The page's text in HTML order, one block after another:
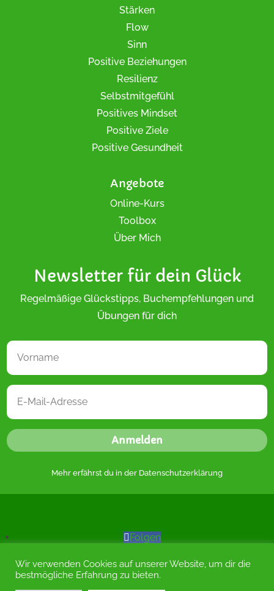
Stärken
Flow
Sinn
Positive Beziehungen
Resilienz
Selbstmitgefühl
Positives Mindset
Positive Ziele
Positive Gesundheit
Angebote
Online-Kurs
Toolbox
Über Mich
Newsletter für dein Glück
Regelmäßige Glückstipps, Buchempfehlungen und
Übungen für dich
Anmelden
Mehr erfährst du in der Datenschutzerklärung
Folgen
Folgen
Wir verwenden Cookies auf unserer Website, um dir die
bestmögliche Erfahrung zu bieten.